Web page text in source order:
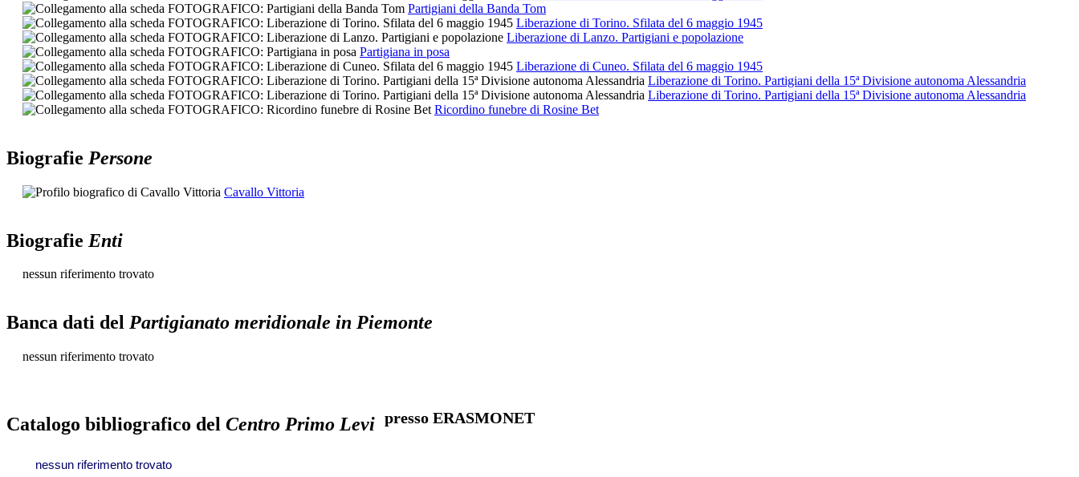
Partigiani della Banda Tom
Liberazione di Torino. Sfilata del 6 maggio 1945
Liberazione di Lanzo. Partigiani e popolazione
Partigiana in posa
Liberazione di Cuneo. Sfilata del 6 maggio 1945
Liberazione di Torino. Partigiani della 15ª Divisione autonoma Alessandria
Liberazione di Torino. Partigiani della 15ª Divisione autonoma Alessandria
Ricordino funebre di Rosine Bet
Biografie Persone
Cavallo Vittoria
Biografie Enti
nessun riferimento trovato
Banca dati del Partigianato meridionale in Piemonte
nessun riferimento trovato
Catalogo bibliografico del Centro Primo Levi presso ERASMONET